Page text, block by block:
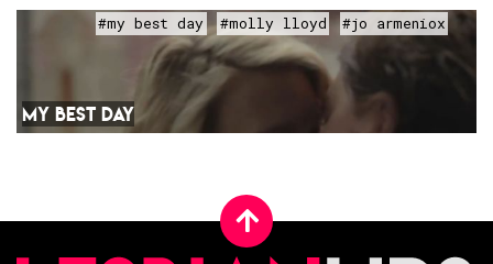
#my best day #molly lloyd #jo armeniox
MY BEST DAY